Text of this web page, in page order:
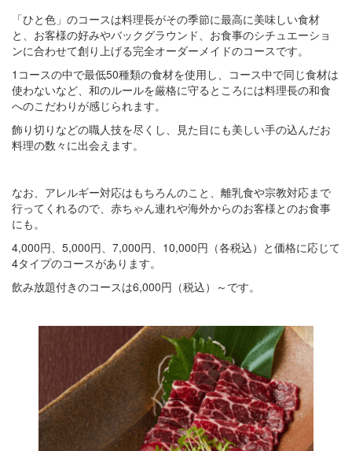
「ひと色」のコースは料理長がその季節に最高に美味しい食材
と、お客様の好みやバックグラウンド、お食事のシチュエーショ
ンに合わせて創り上げる完全オーダーメイドのコースです。
1コースの中で最低50種類の食材を使用し、コース中で同じ食材は
使わないなど、和のルールを厳格に守るところには料理長の和食
へのこだわりが感じられます。
飾り切りなどの職人技を尽くし、見た目にも美しい手の込んだお
料理の数々に出会えます。
なお、アレルギー対応はもちろんのこと、離乳食や宗教対応まで
行ってくれるので、赤ちゃん連れや海外からのお客様とのお食事
にも。
4,000円、5,000円、7,000円、10,000円（各税込）と価格に応じて
4タイプのコースがあります。
飲み放題付きのコースは6,000円（税込）～です。